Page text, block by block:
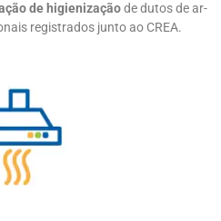
de higienizaçãode dutos de ar-
registrados junto ao CREA.